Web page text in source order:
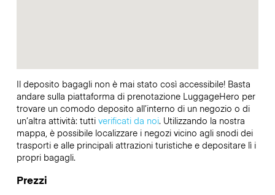
Il deposito bagagli non è mai stato così accessibile! Basta
andare sulla piattaforma di prenotazione LuggageHero per
trovare un comodo deposito all’interno di un negozio o di
un’altra attività: tutti verificati da noi. Utilizzando la nostra
mappa, è possibile localizzare i negozi vicino agli snodi dei
trasporti e alle principali attrazioni turistiche e depositare lì i
propri bagagli.
Prezzi